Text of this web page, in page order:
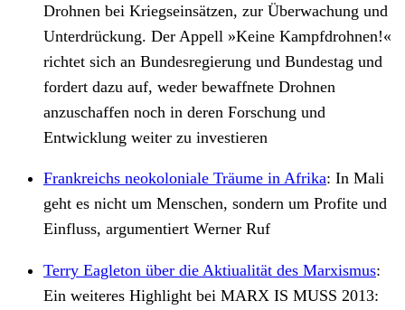
Drohnen bei Kriegseinsätzen, zur Überwachung und
Unterdrückung. Der Appell »Keine Kampfdrohnen!«
richtet sich an Bundesregierung und Bundestag und
fordert dazu auf, weder bewaffnete Drohnen
anzuschaffen noch in deren Forschung und
Entwicklung weiter zu investieren
Frankreichs neokoloniale Träume in Afrika: In Mali
geht es nicht um Menschen, sondern um Profite und
Einfluss, argumentiert Werner Ruf
Terry Eagleton über die Aktiualität des Marxismus:
Ein weiteres Highlight bei MARX IS MUSS 2013: